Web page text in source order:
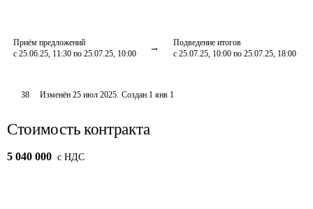
Приём предложений
с 25.06.25, 11:30 по 25.07.25, 10:00
Подведение итогов
с 25.07.25, 10:00 по 25.07.25, 18:00
38 Изменён25 июл 2025. Создан 1 янв 1
Стоимость контракта
5 040 000 c НДС